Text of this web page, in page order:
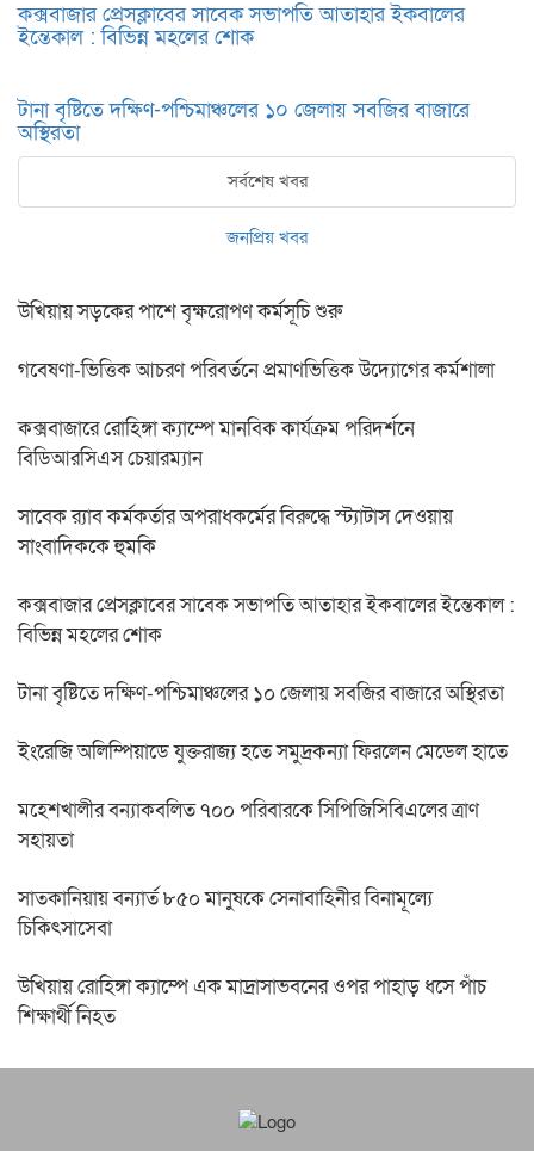
কক্সবাজার প্রেসক্লাবের সাবেক সভাপতি আতাহার ইকবালের
ইন্তেকাল : বিভিন্ন মহলের শোক
টানা বৃষ্টিতে দক্ষিণ-পশ্চিমাঞ্চলের ১০ জেলায় সবজির বাজারে
অস্থিরতা
সর্বশেষ খবর
জনপ্রিয় খবর
উখিয়ায় সড়কের পাশে বৃক্ষরোপণ কর্মসূচি শুরু
গবেষণা-ভিত্তিক আচরণ পরিবর্তনে প্রমাণভিত্তিক উদ্যোগের কর্মশালা
কক্সবাজারে রোহিঙ্গা ক্যাম্পে মানবিক কার্যক্রম পরিদর্শনে
বিডিআরসিএস চেয়ারম্যান
সাবেক র‍্যাব কর্মকর্তার অপরাধকর্মের বিরুদ্ধে স্ট্যাটাস দেওয়ায়
সাংবাদিককে হুমকি
কক্সবাজার প্রেসক্লাবের সাবেক সভাপতি আতাহার ইকবালের ইন্তেকাল :
বিভিন্ন মহলের শোক
টানা বৃষ্টিতে দক্ষিণ-পশ্চিমাঞ্চলের ১০ জেলায় সবজির বাজারে অস্থিরতা
ইংরেজি অলিম্পিয়াডে যুক্তরাজ্য হতে সমুদ্রকন্যা ফিরলেন মেডেল হাতে
মহেশখালীর বন্যাকবলিত ৭০০ পরিবারকে সিপিজিসিবিএলের ত্রাণ
সহায়তা
সাতকানিয়ায় বন্যার্ত ৮৫০ মানুষকে সেনাবাহিনীর বিনামূল্যে
চিকিৎসাসেবা
উখিয়ায় রোহিঙ্গা ক্যাম্পে এক মাদ্রাসাভবনের ওপর পাহাড় ধসে পাঁচ
শিক্ষার্থী নিহত